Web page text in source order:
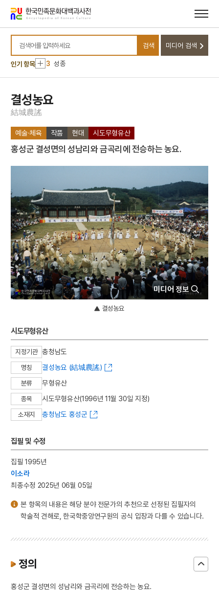
바로가기
바로가기
검색어를 입력하세요
검색 미디어 검색
인기 항목
10 제도
1 금성대군
2 세조
3 성종
4 절기
5
대사헌
9 예종
10 제도
2
세조
3 성종
4 절기
5 개발제한구역
6 경신참변
7 고향
8
대사헌
9 예종
결성농요
結城農謠
예술·체육 작품 현대 시도무형유산
홍성군 결성면의 성남리와 금곡리에 전승하는 농요.
미디어 정보
결성농요
시도무형유산
지정기관 충청남도
명칭 결성농요 (結城農謠)
분류 무형유산
종목 시도무형유산(1996년 11월 30일 지정)
소재지 충청남도 홍성군
집필 및 수정
집필 1995년
이소라
최종수정 2025년 06월 05일
본 항목의 내용은 해당 분야 전문가의 추천으로 선정된 집필자의
학술적 견해로, 한국학중앙연구원의 공식 입장과 다를 수 있습니다.
정의
홍성군 결성면의 성남리와 금곡리에 전승하는 농요.